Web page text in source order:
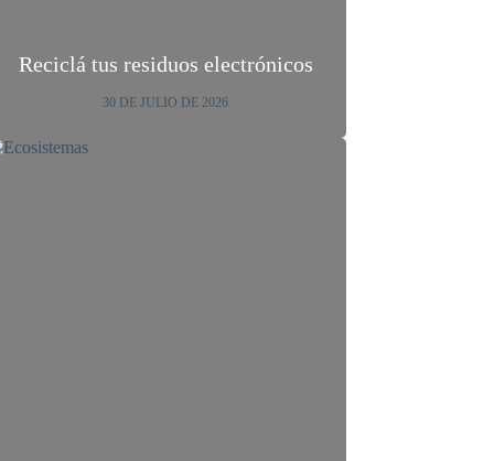
Reciclá tus residuos electrónicos
30 DE JULIO DE 2026